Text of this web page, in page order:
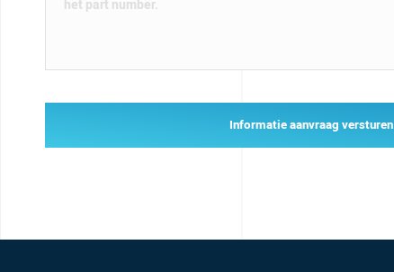
Informatie aanvraag versturen